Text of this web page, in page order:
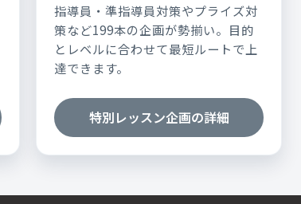
指導員・準指導員対策やプライズ対
策など199本の企画が勢揃い。目的
とレベルに合わせて最短ルートで上
達できます。
特別レッスン企画の詳細